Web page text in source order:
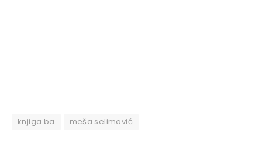
knjiga.ba meša selimović